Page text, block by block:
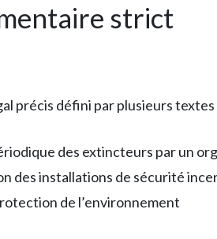
strict
précis défini par plusieurs textes
des extincteurs par un
des installations de sécurité
de l’environnement